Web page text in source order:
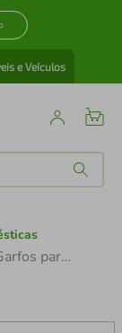
e Veículos
Conjunto de Garfos para Churrasco Tramontina Jumbo 21199797 Vermelho - 4 peças